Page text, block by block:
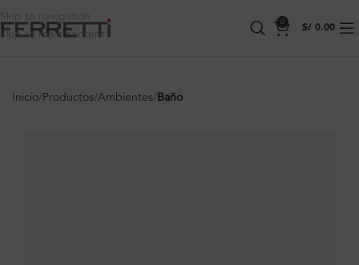
Skip to navigation
Skip to main content
0
S/ 0.00
Inicio Productos Ambientes Baño